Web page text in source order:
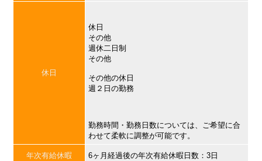
休日
休日
その他
週休二日制
その他
その他の休日
週２日の勤務
勤務時間・勤務日数については、ご希望に合
わせて柔軟に調整が可能です。
年次有給休暇 6ヶ月経過後の年次有給休暇日数：3日